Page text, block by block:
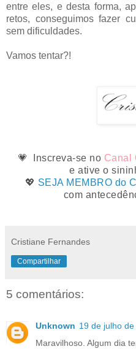
entre eles, e desta forma,
retos, conseguimos fazer
sem dificuldades.
Vamos tentar?!
💗 Inscreva-se no Canal
e ative o
💖 SEJA MEMBRO do
com
Cristiane Fernandes
Compartilhar
5 comentários:
Unknown 19 de julho
Maravilhoso. Algum dia